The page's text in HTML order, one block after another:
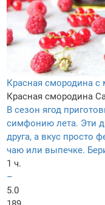
Красная смородина
Красная смородина
В сезон ягод
симфонию лета. Эти
друга, а вкус просто
чаю или выпечке.
1 ч.
–
5.0